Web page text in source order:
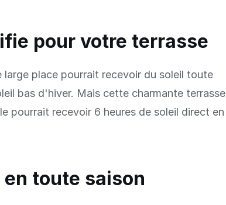
pour votre terrasse
place pourrait recevoir du soleil toute
bas d'hiver. Mais cette charmante terrasse
pourrait recevoir 6 heures de soleil direct en
toute saison